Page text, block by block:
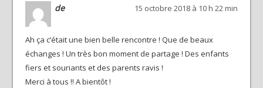
de 15 octobre 2018 à 10 h 22 min
Ah ça c’était une bien belle rencontre ! Que de beaux
échanges ! Un très bon moment de partage ! Des enfants
fiers et souriants et des parents ravis !
Merci à tous !! A bientôt !